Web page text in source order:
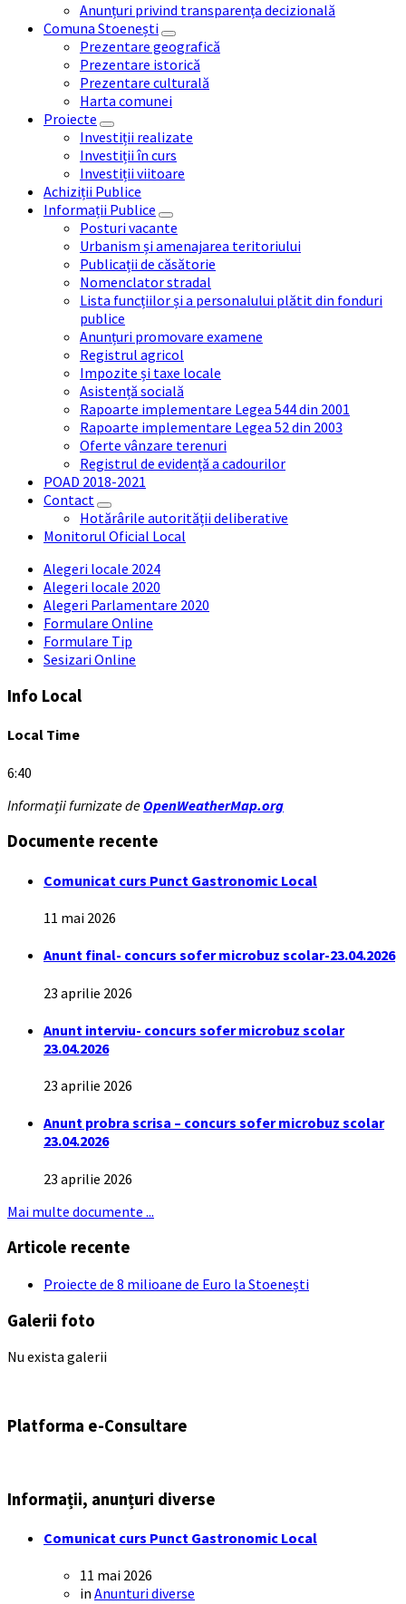
Anunțuri privind transparența decizională
Comuna Stoenești
Prezentare geografică
Prezentare istorică
Prezentare culturală
Harta comunei
Proiecte
Investiții realizate
Investiții în curs
Investiții viitoare
Achiziții Publice
Informații Publice
Posturi vacante
Urbanism și amenajarea teritoriului
Publicații de căsătorie
Nomenclator stradal
Lista funcțiilor și a personalului plătit din fonduri
publice
Anunțuri promovare examene
Registrul agricol
Impozite și taxe locale
Asistență socială
Rapoarte implementare Legea 544 din 2001
Rapoarte implementare Legea 52 din 2003
Oferte vânzare terenuri
Registrul de evidență a cadourilor
POAD 2018-2021
Contact
Hotărârile autorității deliberative
Monitorul Oficial Local
Alegeri locale 2024
Alegeri locale 2020
Alegeri Parlamentare 2020
Formulare Online
Formulare Tip
Sesizari Online
Info Local
Local Time
6:40
Informații furnizate de OpenWeatherMap.org
Documente recente
Comunicat curs Punct Gastronomic Local
11 mai 2026
Anunt final- concurs sofer microbuz scolar-23.04.2026
23 aprilie 2026
Anunt interviu- concurs sofer microbuz scolar
23.04.2026
23 aprilie 2026
Anunt probra scrisa – concurs sofer microbuz scolar
23.04.2026
23 aprilie 2026
Mai multe documente ...
Articole recente
Proiecte de 8 milioane de Euro la Stoenești
Galerii foto
Nu exista galerii
Platforma e-Consultare
Informații, anunțuri diverse
Comunicat curs Punct Gastronomic Local
11 mai 2026
in Anunturi diverse